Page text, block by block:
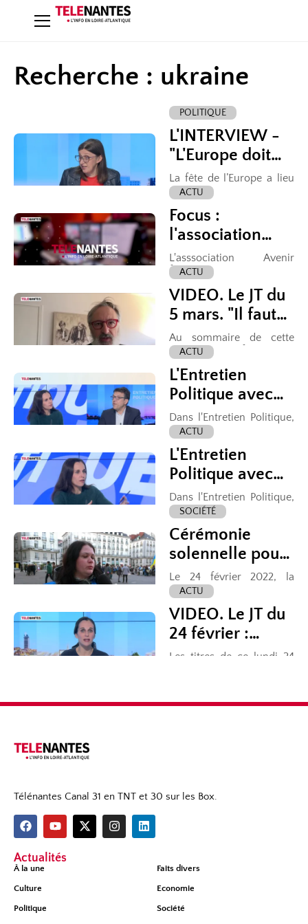
Recherche : ukraine
Télénantes Canal 31 en TNT et 30 sur les Box.
Actualités
À la une Faits divers
Culture Economie
Politique Société